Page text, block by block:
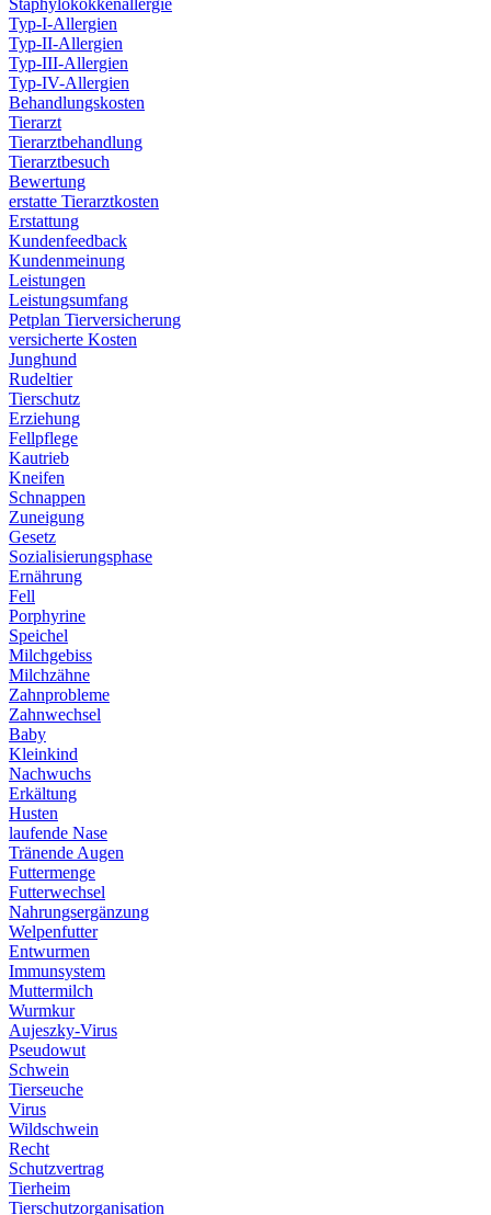
Staphylokokkenallergie
Typ-I-Allergien
Typ-II-Allergien
Typ-III-Allergien
Typ-IV-Allergien
Behandlungskosten
Tierarzt
Tierarztbehandlung
Tierarztbesuch
Bewertung
erstatte Tierarztkosten
Erstattung
Kundenfeedback
Kundenmeinung
Leistungen
Leistungsumfang
Petplan Tierversicherung
versicherte Kosten
Junghund
Rudeltier
Tierschutz
Erziehung
Fellpflege
Kautrieb
Kneifen
Schnappen
Zuneigung
Gesetz
Sozialisierungsphase
Ernährung
Fell
Porphyrine
Speichel
Milchgebiss
Milchzähne
Zahnprobleme
Zahnwechsel
Baby
Kleinkind
Nachwuchs
Erkältung
Husten
laufende Nase
Tränende Augen
Futtermenge
Futterwechsel
Nahrungsergänzung
Welpenfutter
Entwurmen
Immunsystem
Muttermilch
Wurmkur
Aujeszky-Virus
Pseudowut
Schwein
Tierseuche
Virus
Wildschwein
Recht
Schutzvertrag
Tierheim
Tierschutzorganisation